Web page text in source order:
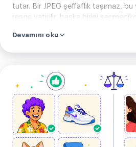
tutar. Bir JPEG şeffaflık taşımaz,
renge yatırılır, başka birini
değişir.
Devamını oku
yükle